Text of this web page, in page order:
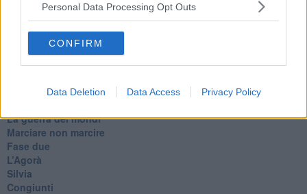
Personal Data Processing Opt Outs
CONFIRM
Data Deletion Data Access Privacy Policy
Non lo so
Destino
Valdera
Commissari
L'orso
​La guerra dei mondi
Marciare non marcire
Fase due
L’Agorà
Silvia
Congiunti